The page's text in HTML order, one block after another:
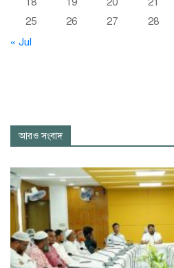
25
26 27 28
« Jul
আরও সংবাদ